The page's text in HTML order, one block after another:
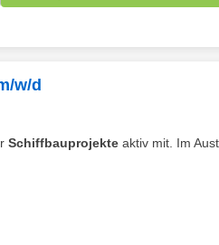
w/d
Schiffbauprojekte aktiv mit. Im